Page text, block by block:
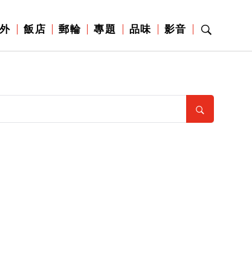
飯店 郵輪 專題 品味 影音